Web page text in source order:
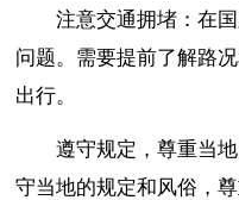
注意交通拥堵：在
问题。需要提前了解路
出行。
遵守规定，尊重当
守当地的规定和风俗，